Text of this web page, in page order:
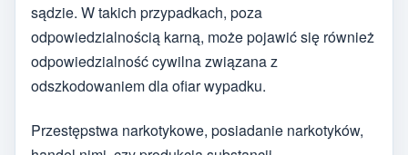
sądzie. W takich przypadkach, poza
odpowiedzialnością karną, może pojawić się również
odpowiedzialność cywilna związana z
odszkodowaniem dla ofiar wypadku.
Przestępstwa narkotykowe, posiadanie narkotyków,